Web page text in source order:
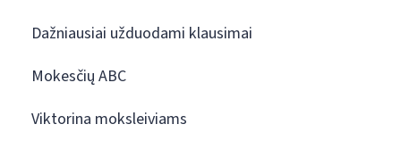
Dažniausiai užduodami klausimai
Mokesčių ABC
Viktorina moksleiviams